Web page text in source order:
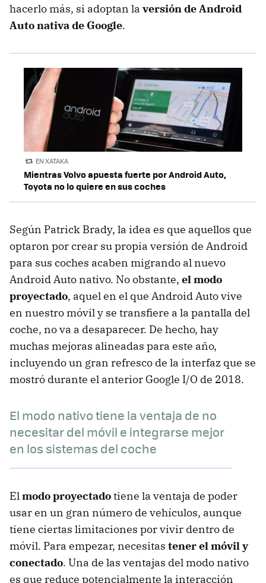
hacerlo más, si adoptan la versión de Android
Auto nativa de Google.
EN XATAKA
Mientras Volvo apuesta fuerte por Android Auto,
Toyota no lo quiere en sus coches
Según Patrick Brady, la idea es que aquellos que
optaron por crear su propia versión de Android
para sus coches acaben migrando al nuevo
Android Auto nativo. No obstante, el modo
proyectado, aquel en el que Android Auto vive
en nuestro móvil y se transfiere a la pantalla del
coche, no va a desaparecer. De hecho, hay
muchas mejoras alineadas para este año,
incluyendo un gran refresco de la interfaz que se
mostró durante el anterior Google I/O de 2018.
El modo nativo tiene la ventaja de no
necesitar del móvil e integrarse mejor
en los sistemas del coche
Elmodo proyectadotiene la ventaja de poder
usar en un gran número de vehículos, aunque
tiene ciertas limitaciones por vivir dentro de
móvil. Para empezar, necesitas tener el móvil y
conectado. Una de las ventajas del modo nativo
es que reduce potencialmente la interacción